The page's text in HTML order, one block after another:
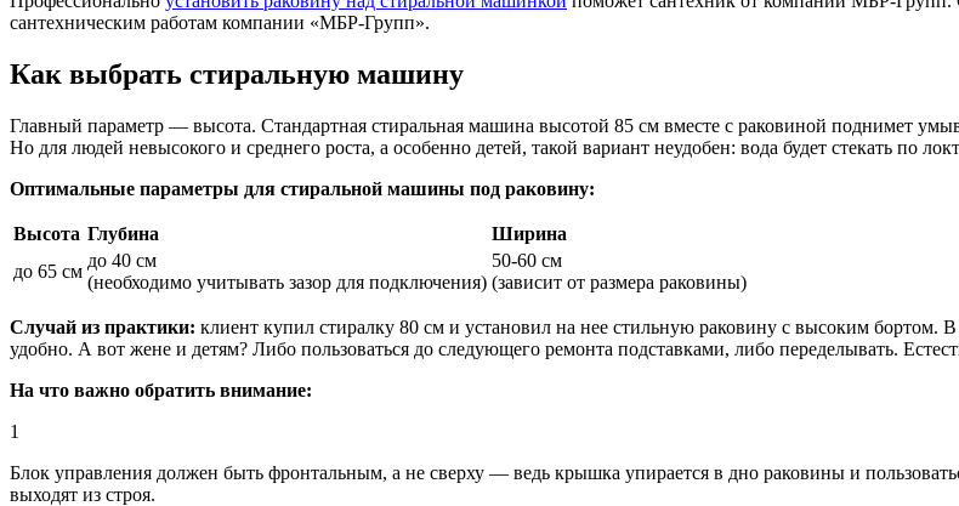
сантехническим работам компании «МБР-Групп».
Как выбрать стиральную машину
Главный параметр — высота. Стандартная стиральная машина высотой 85 см вместе с раковиной поднимет
Но для людей невысокого и среднего роста, а особенно детей, такой вариант неудобен: вода будет стекать по
Оптимальные параметры для стиральной машины под раковину:
Высота Глубина
Ширина
до 65 см
до 40 см
(необходимо учитывать зазор для подключения)
50-60 см
(зависит от размера раковины)
Случай из практики: клиент купил стиралку 80 см и установил на нее стильную раковину с высоким бортом.
удобно. А вот жене и детям? Либо пользоваться до следующего ремонта подставками, либо переделывать.
На что важно обратить внимание:
1
Блок управления должен быть фронтальным, а не сверху — ведь крышка упирается в дно раковины и
выходят из строя.